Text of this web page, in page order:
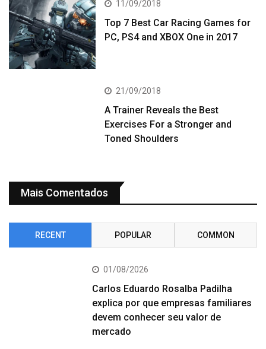
11/09/2018
Top 7 Best Car Racing Games for
PC, PS4 and XBOX One in 2017
21/09/2018
A Trainer Reveals the Best
Exercises For a Stronger and
Toned Shoulders
Mais Comentados
RECENT POPULAR COMMON
01/08/2026
Carlos Eduardo Rosalba Padilha
explica por que empresas familiares
devem conhecer seu valor de
mercado